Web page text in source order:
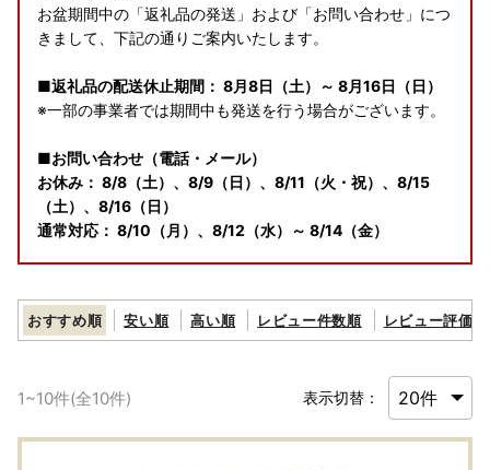
お盆期間中の「返礼品の発送」および「お問い合わせ」につ
きまして、下記の通りご案内いたします。
■返礼品の配送休止期間： 8月8日（土）～ 8月16日（日）
※一部の事業者では期間中も発送を行う場合がございます。
■お問い合わせ（電話・メール）
お休み： 8/8（土）、8/9（日）、8/11（火・祝）、8/15
（土）、8/16（日）
通常対応： 8/10（月）、8/12（水）～ 8/14（金）
休業日にいただいたメールでのお問い合わせは、翌営業日以
降に順次回答いたします。
おすすめ順 安い順 高い順 レビュー件数順 レビュー評価順
1~10件(全10件) 表示切替：